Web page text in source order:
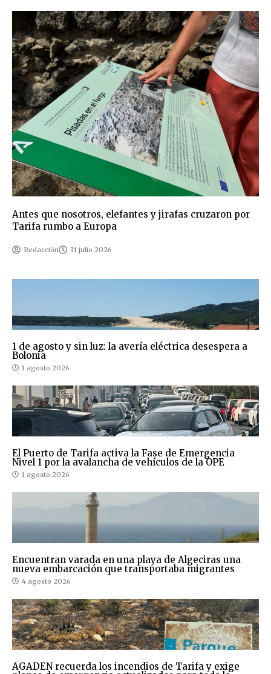
Antes que nosotros, elefantes y jirafas cruzaron por
Tarifa rumbo a Europa
Redacción 31 julio 2026
1 de agosto y sin luz: la avería eléctrica desespera a
Bolonia
1 agosto 2026
El Puerto de Tarifa activa la Fase de Emergencia
Nivel 1 por la avalancha de vehículos de la OPE
1 agosto 2026
Encuentran varada en una playa de Algeciras una
nueva embarcación que transportaba migrantes
4 agosto 2026
AGADEN recuerda los incendios de Tarifa y exige